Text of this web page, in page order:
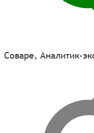
Соваре, Аналитик-